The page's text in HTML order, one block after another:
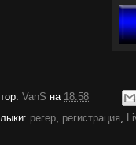
VanS на 18:58
регер регистрация